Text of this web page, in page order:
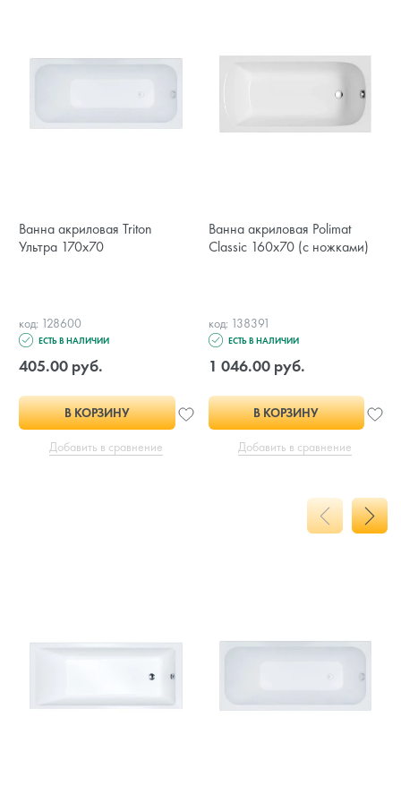
Ванна акриловая Triton
Ультра 170x70
код: 128600
ЕСТЬ В НАЛИЧИИ
405.00 руб.
В КОРЗИНУ
Добавить в сравнение
Ванна акриловая Polimat
Classic 160x70 (с ножками)
код: 138391
ЕСТЬ В НАЛИЧИИ
1 046.00 руб.
В КОРЗИНУ
Добавить в сравнение